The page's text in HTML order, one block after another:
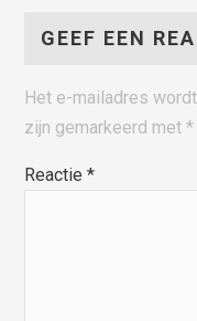
GEEF EEN
Het e-mailadres
zijn gemarkeerd met*
Reactie*